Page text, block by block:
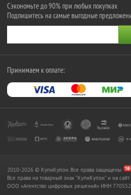
Сэкономьте до 90% при любых покупках
Подпишитесь на самые выгодные
Принимаем к оплате:
2010-2026 © КупиКупон. Все права защищены.
Все права на товарный знак "КупиКупон" и на
OOO «Агентство цифровых решений» ИНН